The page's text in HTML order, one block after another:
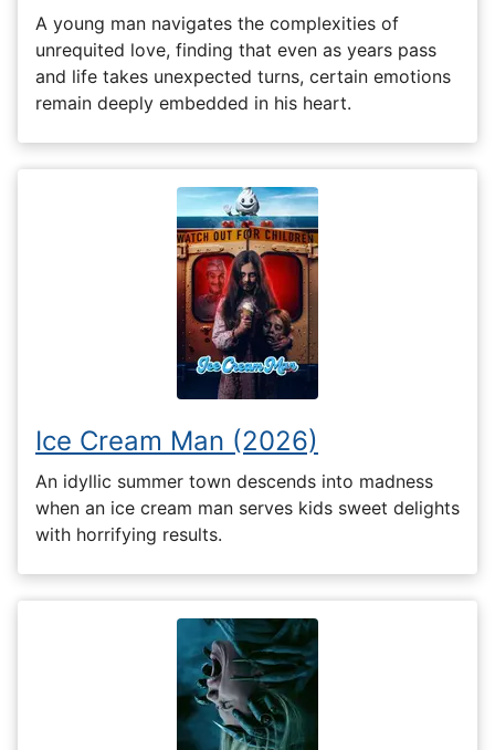
A young man navigates the complexities of
unrequited love, finding that even as years pass
and life takes unexpected turns, certain emotions
remain deeply embedded in his heart.
Ice Cream Man (2026)
An idyllic summer town descends into madness
when an ice cream man serves kids sweet delights
with horrifying results.